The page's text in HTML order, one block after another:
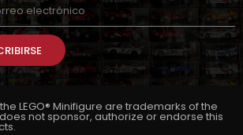
the LEGO® Minifigure are trademarks of the
does not sponsor, authorize or endorse this